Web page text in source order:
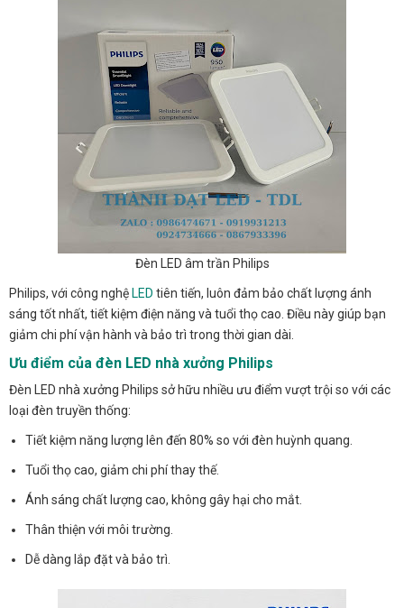
Đèn LED âm trần Philips
Philips, với công nghệ LED tiên tiến, luôn đảm bảo chất lượng ánh
sáng tốt nhất, tiết kiệm điện năng và tuổi thọ cao. Điều này giúp bạn
giảm chi phí vận hành và bảo trì trong thời gian dài.
Ưu điểm của đèn LED nhà xưởng Philips
Đèn LED nhà xưởng Philips sở hữu nhiều ưu điểm vượt trội so với các
loại đèn truyền thống:
Tiết kiệm năng lượng lên đến 80% so với đèn huỳnh quang.
Tuổi thọ cao, giảm chi phí thay thế.
Ánh sáng chất lượng cao, không gây hại cho mắt.
Thân thiện với môi trường.
Dễ dàng lắp đặt và bảo trì.